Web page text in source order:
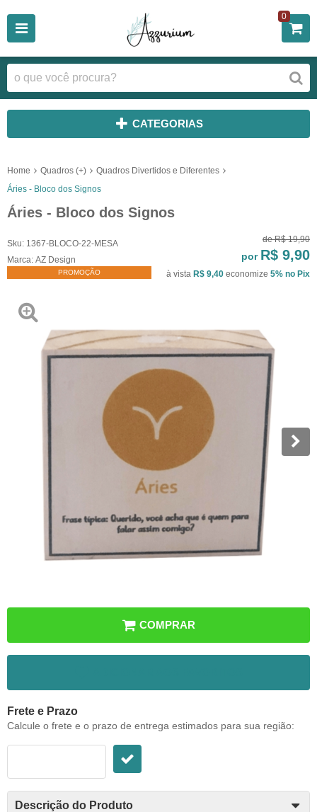
0
CATEGORIAS
Home Quadros (+)
Quadros Divertidos e Diferentes
Áries - Bloco dos Signos
Áries - Bloco dos Signos
Sku: 1367-BLOCO-22-MESA
Marca: AZ Design
PROMOÇÃO
de R$ 19,90
por R$ 9,90
à vista R$ 9,40 economize 5% no Pix
COMPRAR
Frete e Prazo
Calcule o frete e o prazo de entrega estimados para sua região:
Descrição do Produto